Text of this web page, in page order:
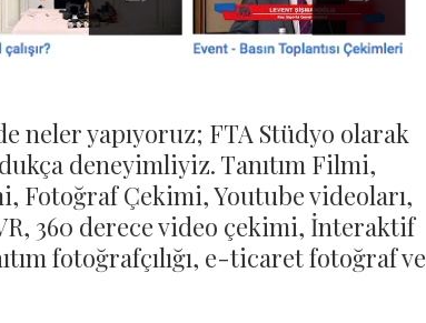
neler yapıyoruz; FTA Stüdyo olarak
deneyimliyiz. Tanıtım Filmi,
Fotoğraf Çekimi, Youtube videoları,
360 derece video çekimi, İnteraktif
fotoğrafçılığı, e-ticaret fotoğraf ve